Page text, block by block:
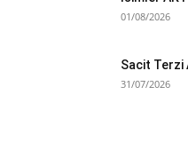
01/08/2026
Sacit Terzi
31/07/2026